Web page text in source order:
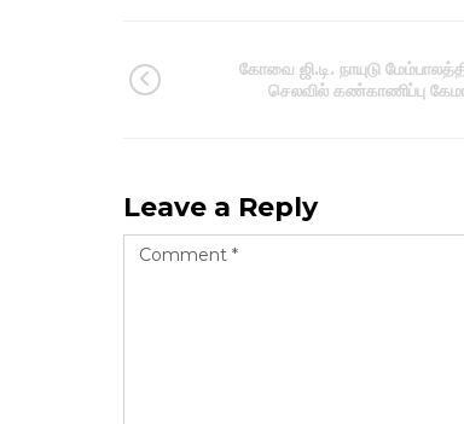
கோவை ஜி.டி. நாயுடு
செலவில் கண்காணிப்பு
Leave a Reply